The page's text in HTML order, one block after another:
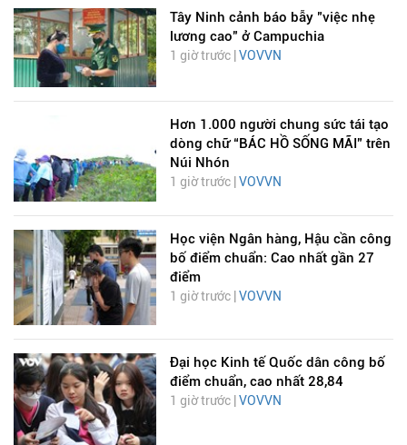
Tây Ninh cảnh báo bẫy "việc nhẹ
lương cao" ở Campuchia
1 giờ trước |VOVVN
Hơn 1.000 người chung sức tái tạo
dòng chữ “BÁC HỒ SỐNG MÃI” trên
Núi Nhón
1 giờ trước | VOVVN
Học viện Ngân hàng, Hậu cần công
bố điểm chuẩn: Cao nhất gần 27
điểm
1 giờ trước | VOVVN
Đại học Kinh tế Quốc dân công bố
điểm chuẩn, cao nhất 28,84
1 giờ trước | VOVVN